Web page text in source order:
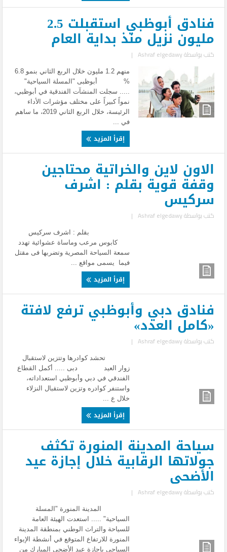
فنادق أبوظبي استقبلت 2.5
مليون نزيل منذ بداية العام
كتب بواسطةAshraf elgedawy
|
منهم 1.2 مليون خلال الربع الثاني بنمو 6.8
% أبوظبى "المسلة السياحية"
..... سجلت المنشآت الفندقية في أبوظبي،
نمواً كبيراً على مختلف مؤشرات الأداء
الرئيسة، خلال الربع الثاني 2019، ما ساهم
في ...
إقرأ المزيد
الاون لاين والخراتية محتاجين
وقفة قوية بقلم : اشرف
سركيس
كتب بواسطةAshraf elgedawy
|
بقلم : اشرف سركيس
كابوس مرعب وماساة عشوائية تهدد
سمعة السياحة المصرية وتضربها فى مقتل
فيما يسمى مواقع ...
إقرأ المزيد
فنادق دبي وأبوظبي ترفع لافتة
«كامل العدد»
كتب بواسطةAshraf elgedawy
|
تحشد كوادرها وتتزين لاستقبال
زوار العيد دبى ..... أكمل القطاع
الفندقي في دبي وأبوظبي استعداداته،
واستنفر كوادره وتزين لاستقبال النزلاء
خلال ع ...
إقرأ المزيد
سياحة المدينة المنورة تكثف
جولاتها الرقابية خلال إجازة عيد
الأضحى
كتب بواسطةAshraf elgedawy
|
المدينة المنورة "المسلة
السياحية" ..... استعدت الهيئة العامة
للسياحة والتراث الوطني بمنطقة المدينة
المنورة للارتفاع المتوقع في أنشطة الإيواء
السياحي بإجازة عيد الأضحى المبارك من